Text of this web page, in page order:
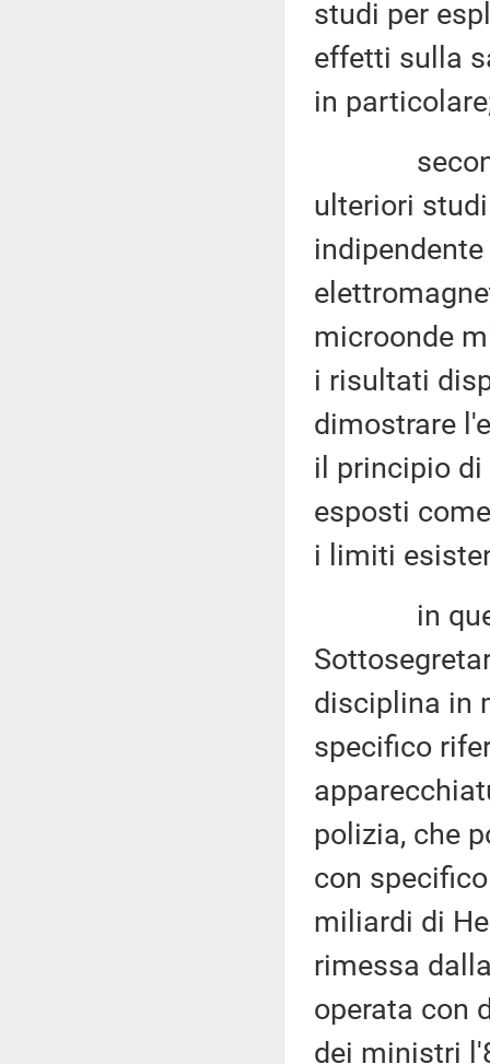
studi per
effetti sulla
in
secondo
ulteriori
microonde
i risultati
dimostrare
il principio di
esposti
i limiti
in questa
disciplina in
specifico
polizia, che
con
miliardi di
rimessa
operata con
dei ministri